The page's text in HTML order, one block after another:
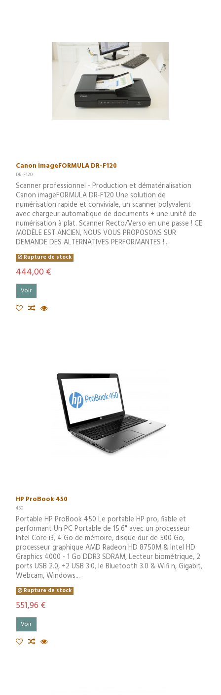
Canon imageFORMULA DR-F120
DR-F120
Scanner professionnel - Production et dématérialisation
Canon imageFORMULA DR-F120 Une solution de
numérisation rapide et conviviale, un scanner polyvalent
avec chargeur automatique de documents + une unité de
numérisation à plat. Scanner Recto/Verso en une passe ! CE
MODÈLE EST ANCIEN, NOUS VOUS PROPOSONS SUR
DEMANDE DES ALTERNATIVES PERFORMANTES !...
Rupture de stock
444,00 €
Voir
HP ProBook 450
450
Portable HP ProBook 450 Le portable HP pro, fiable et
performant Un PC Portable de 15.6" avec un processeur
Intel Core i3, 4 Go de mémoire, disque dur de 500 Go,
processeur graphique AMD Radeon HD 8750M & Intel HD
Graphics 4000 - 1 Go DDR3 SDRAM, Lecteur biométrique, 2
ports USB 2.0, +2 USB 3.0, le Bluetooth 3.0 & Wifi n, Gigabit,
Webcam, Windows...
Rupture de stock
551,96 €
Voir